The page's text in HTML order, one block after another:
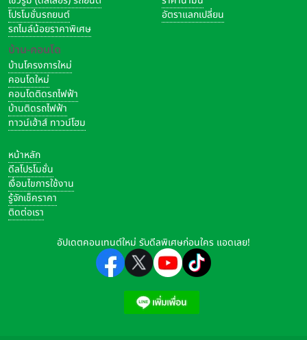
โปรโมชั่นรถยนต์
รถไมล์น้อยราคาพิเศษ
บ้าน-คอนโด
บ้านโครงการใหม่
คอนโดใหม่
คอนโดติดรถไฟฟ้า
บ้านติดรถไฟฟ้า
ทาวน์เฮ้าส์ ทาวน์โฮม
อัตราแลกเปลี่ยน
หน้าหลัก
ดีลโปรโมชั่น
เงื่อนไขการใช้งาน
รู้จักเช็คราคา
ติดต่อเรา
อัปเดตคอนเทนต์ใหม่ รับดีลพิเศษก่อนใคร แอดเลย!